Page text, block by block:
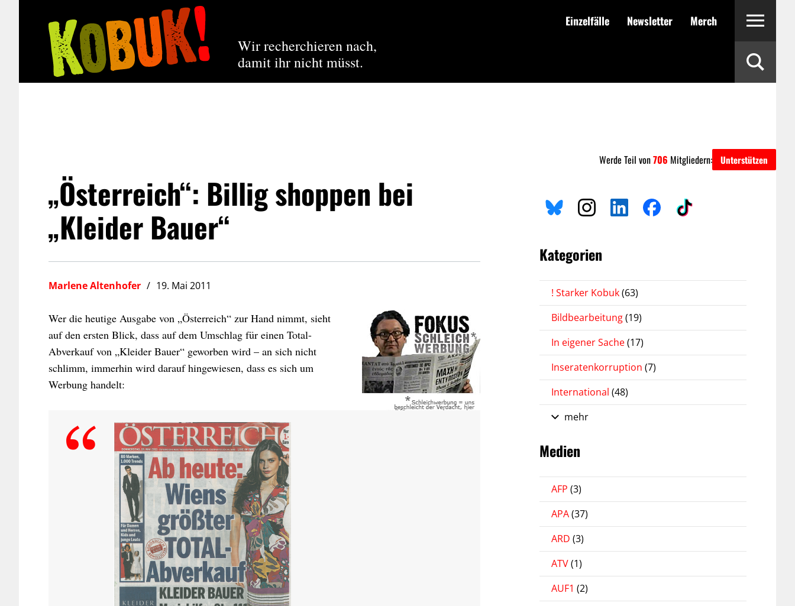
Wir recherchieren nach,
damit ihr nicht müsst.
Einzelfälle Newsletter Merch
Werde Teil von706 Mitgliedern: Unterstützen
Kategorien
! Starker Kobuk(63)
Bildbearbeitung(19)
In eigener Sache(17)
Inseratenkorruption (7)
International (48)
mehr
Medien
AFP (3)
APA(37)
ARD (3)
ATV(1)
AUF1 (2)
„Österreich“: Billig shoppen bei
„Kleider Bauer“
Marlene Altenhofer 19. Mai 2011
Wer die heutige Ausgabe von „Österreich“ zur Hand nimmt, sieht
auf den ersten Blick, dass auf dem Umschlag für einen Total-
Abverkauf von „Kleider Bauer“ geworben wird – an sich nicht
schlimm, immerhin wird darauf hingewiesen, dass es sich um
Werbung handelt: